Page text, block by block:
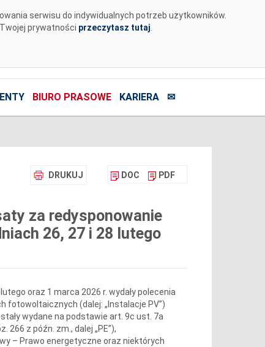
serwisu do indywidualnych potrzeb użytkowników.
prywatności przeczytasz tutaj
BIURO PRASOWE KARIERA ✉
DRUKUJ DOC PDF
za redysponowanie
26, 27 i 28 lutego
oraz 1 marca 2026 r. wydały polecenia
fotowoltaicznych (dalej: „Instalacje PV”)
wydane na podstawie art. 9c ust. 7a
266 z późn. zm., dalej „PE”),
– Prawo energetyczne oraz niektórych